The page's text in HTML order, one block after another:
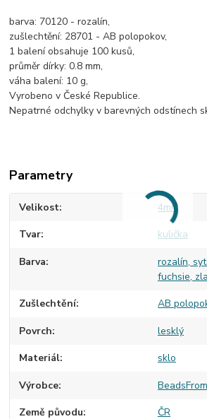
barva: 70120 - rozalín,
zušlechtění: 28701 - AB polopokov,
1 balení obsahuje 100 kusů,
průměr dírky: 0.8 mm,
váha balení: 10 g,
Vyrobeno v České Republice.
Nepatrné odchylky v barevných odstínech
Parametry
Velikost 4mm
Tvar kulička
Barva
rozalín,
fuchsie,
Zušlechtění AB
Povrch lesklý
Materiál sklo
Výrobce
Země původu ČR